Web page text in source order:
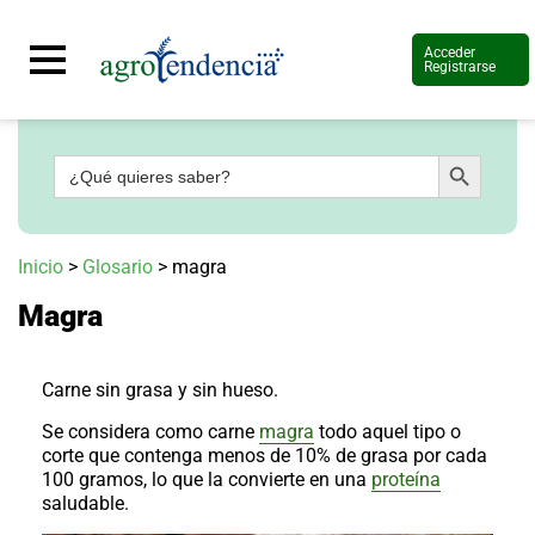
Acceder
Registrarse
Señal
en
más
Agrotendencia
Planes
Agroshow
Regístrate
Buscar: Botón de búsqueda
Inicio > Glosario > magra
Magra
Carne sin grasa y sin hueso.
Se considera como carne magra todo aquel tipo o
corte que contenga menos de 10% de grasa por cada
100 gramos, lo que la convierte en una proteína
saludable.